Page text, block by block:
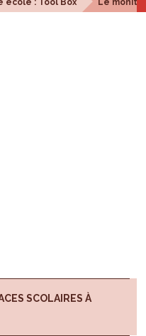
école : Tool Box Le
SCOLAIRES À